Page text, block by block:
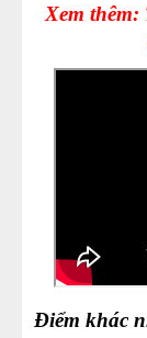
Xem thêm:
Điểm khác